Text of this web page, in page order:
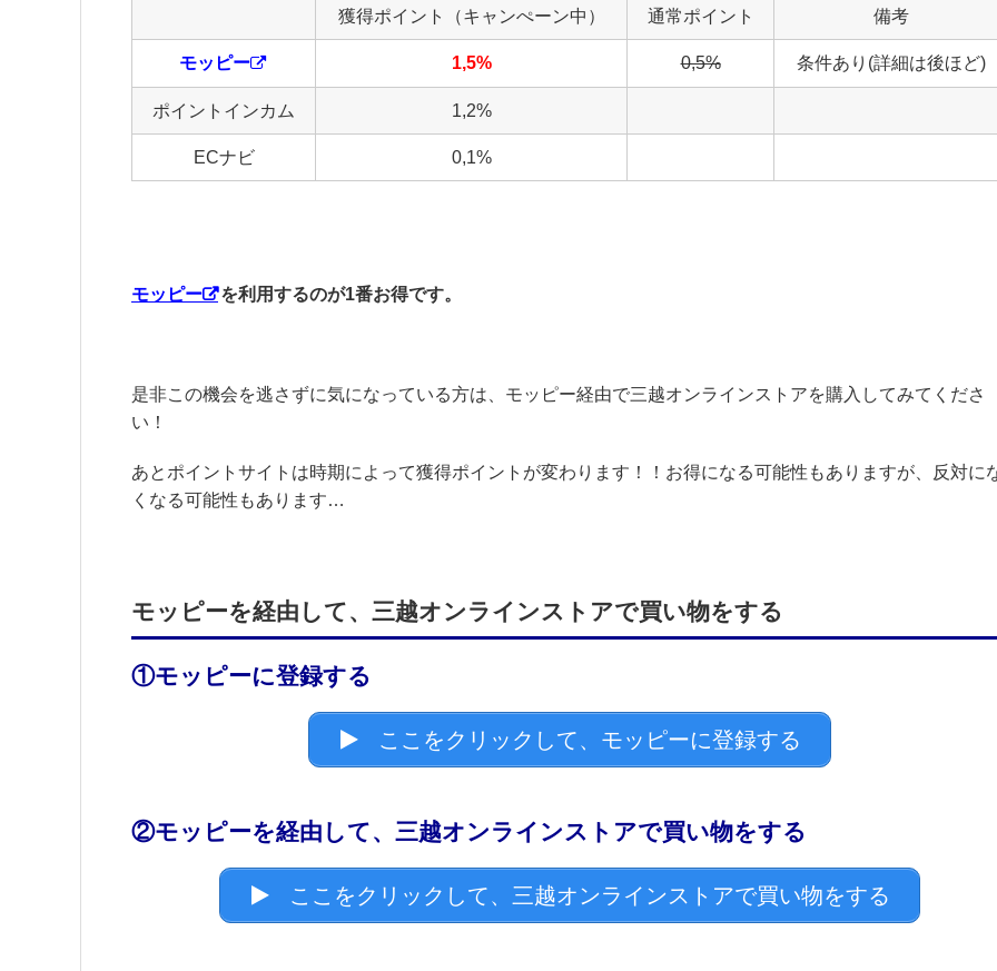
獲得ポイント（キャンぺーン中） 通常ポイント 備考
モッピー 1,5% 0,5% 条件あり(詳細は後ほど)
ポイントインカム 1,2%
ECナビ 0,1%
モッピー を利用するのが1番お得です。
是非この機会を逃さずに気になっている方は、モッピー経由で三越オンラインストアを購入してみてくださ
い！
あとポイントサイトは時期によって獲得ポイントが変わります！！お得になる可能性もありますが、反対に
くなる可能性もあります…
モッピーを経由して、三越オンラインストアで買い物をする
①モッピーに登録する
ここをクリックして、モッピーに登録する
②モッピーを経由して、三越オンラインストアで買い物をする
ここをクリックして、三越オンラインストアで買い物をする